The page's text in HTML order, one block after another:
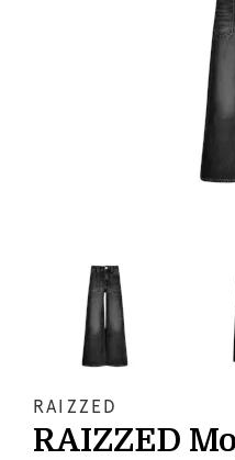
RAIZZED
RAIZZED